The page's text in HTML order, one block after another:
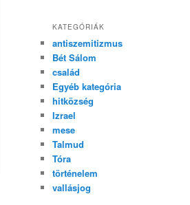
KATEGÓRIÁK
antiszemitizmus
Bét Sálom
család
Egyéb kategória
hitközség
Izrael
mese
Talmud
Tóra
történelem
vallásjog